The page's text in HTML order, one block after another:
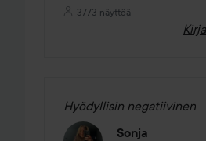
3773 näyttöä
Hyödyllisin negatiivinen
Sonja